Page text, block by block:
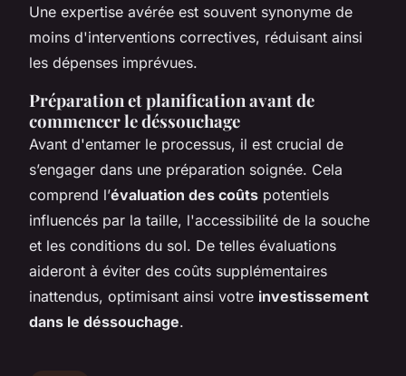
Une expertise avérée est souvent synonyme de
moins d'interventions correctives, réduisant ainsi
les dépenses imprévues.
Préparation et planification avant de
commencer le déssouchage
Avant d'entamer le processus, il est crucial de
s’engager dans une préparation soignée. Cela
comprend l’évaluation des coûts potentiels
influencés par la taille, l'accessibilité de la souche
et les conditions du sol. De telles évaluations
aideront à éviter des coûts supplémentaires
inattendus, optimisant ainsi votre investissement
dans le déssouchage.